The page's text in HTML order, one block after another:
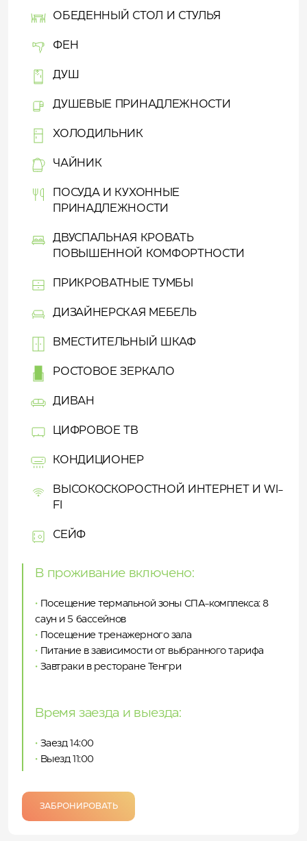
ОБЕДЕННЫЙ СТОЛ И СТУЛЬЯ
ФЕН
ДУШ
ДУШЕВЫЕ ПРИНАДЛЕЖНОСТИ
ХОЛОДИЛЬНИК
ЧАЙНИК
ПОСУДА И КУХОННЫЕ
ПРИНАДЛЕЖНОСТИ
ДВУСПАЛЬНАЯ КРОВАТЬ
ПОВЫШЕННОЙ КОМФОРТНОСТИ
ПРИКРОВАТНЫЕ ТУМБЫ
ДИЗАЙНЕРСКАЯ МЕБЕЛЬ
ВМЕСТИТЕЛЬНЫЙ ШКАФ
РОСТОВОЕ ЗЕРКАЛО
ДИВАН
ЦИФРОВОЕ ТВ
КОНДИЦИОНЕР
ВЫСОКОСКОРОСТНОЙ ИНТЕРНЕТ И WI-
FI
СЕЙФ
В проживание включено:
•Посещение термальной зоны СПА-комплекса: 8
саун и 5 бассейнов
•Посещение тренажерного зала
•Питание в зависимости от выбранного тарифа
•Завтраки в ресторане Тенгри
Время заезда и выезда:
•Заезд 14:00
•Выезд 11:00
ЗАБРОНИРОВАТЬ